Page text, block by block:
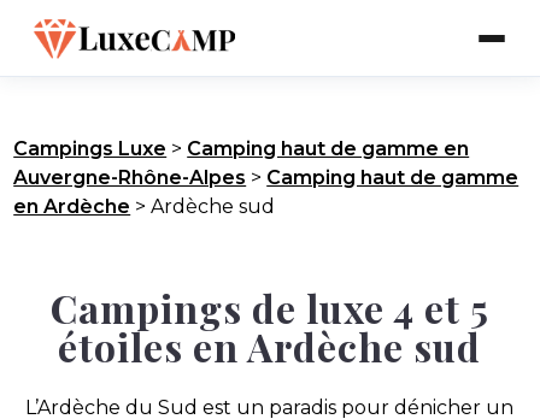
Campings Luxe > Camping haut de gamme en
Auvergne-Rhône-Alpes > Camping haut de gamme
en Ardèche >Ardèche sud
Campings de luxe 4 et 5
étoiles en Ardèche sud
L’Ardèche du Sud est un paradis pour dénicher un